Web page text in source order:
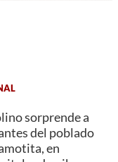
sorprende a
del poblado
en